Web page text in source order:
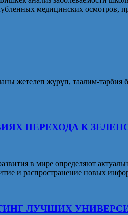
медицинских осмотров,
жетелеп жүрүп, таалим-
ПЕРЕХОДА К
в мире определяют
и распространение новых
РЕЙТИНГ ЛУЧШИХ